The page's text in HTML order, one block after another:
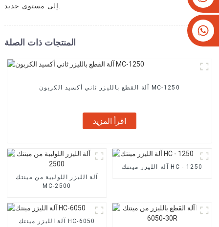
المنتجات ذات الصلة
آلة القطع بالليزر ثاني أكسيد الكربون MC-1250
اقرأ المزيد
آلة الليزر اللولبية من مينتك
MC-2500
آلة الليزر مينتك HC - 1250
آلة الليزر مينتك HC-6050